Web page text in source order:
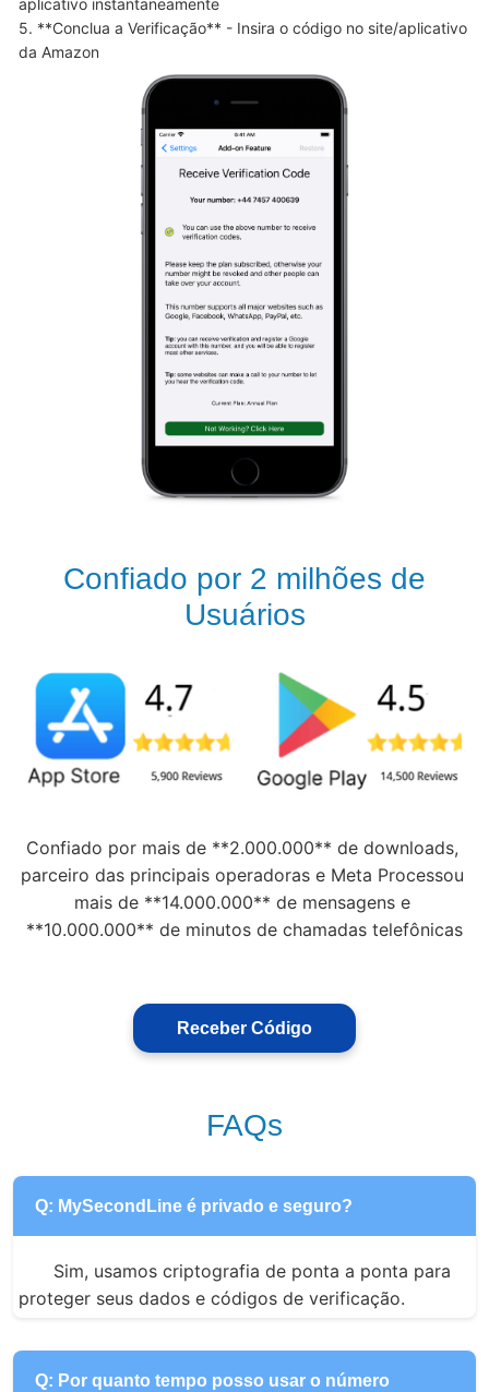
aplicativo instantaneamente
5. **Conclua a Verificação** - Insira o código no site/aplicativo
da Amazon
Confiado por 2 milhões de
Usuários
Confiado por mais de **2.000.000** de downloads,
parceiro das principais operadoras e Meta Processou
mais de **14.000.000** de mensagens e
**10.000.000** de minutos de chamadas telefônicas
Receber Código
FAQs
Q: MySecondLine é privado e seguro?
Sim, usamos criptografia de ponta a ponta para
proteger seus dados e códigos de verificação.
Q: Por quanto tempo posso usar o número